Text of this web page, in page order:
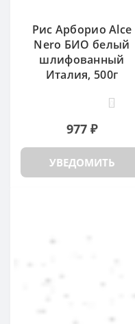
Рис Арборио Alce
Nero БИО белый
шлифованный
Италия, 500г
977 ₽
УВЕДОМИТЬ